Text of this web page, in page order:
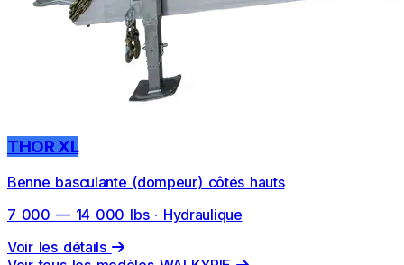
THOR XL
Benne basculante (dompeur) côtés hauts
7 000 — 14 000 lbs · Hydraulique
Voir les détails